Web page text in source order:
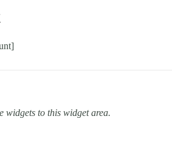
widgets to this widget area.